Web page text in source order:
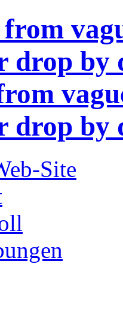
drop by
Site